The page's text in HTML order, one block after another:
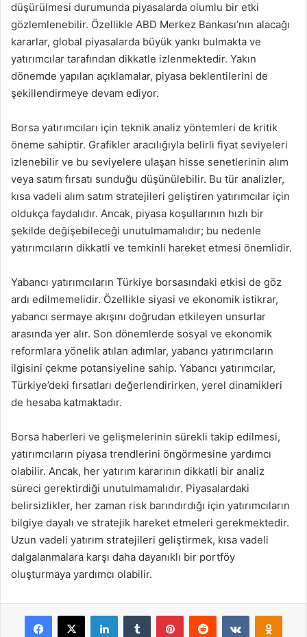
düşürülmesi durumunda piyasalarda olumlu bir etki
gözlemlenebilir. Özellikle ABD Merkez Bankası’nın alacağı
kararlar, global piyasalarda büyük yankı bulmakta ve
yatırımcılar tarafından dikkatle izlenmektedir. Yakın
dönemde yapılan açıklamalar, piyasa beklentilerini de
şekillendirmeye devam ediyor.
Borsa yatırımcıları için teknik analiz yöntemleri de kritik
öneme sahiptir. Grafikler aracılığıyla belirli fiyat seviyeleri
izlenebilir ve bu seviyelere ulaşan hisse senetlerinin alım
veya satım fırsatı sunduğu düşünülebilir. Bu tür analizler,
kısa vadeli alım satım stratejileri geliştiren yatırımcılar için
oldukça faydalıdır. Ancak, piyasa koşullarının hızlı bir
şekilde değişebileceği unutulmamalıdır; bu nedenle
yatırımcıların dikkatli ve temkinli hareket etmesi önemlidir.
Yabancı yatırımcıların Türkiye borsasındaki etkisi de göz
ardı edilmemelidir. Özellikle siyasi ve ekonomik istikrar,
yabancı sermaye akışını doğrudan etkileyen unsurlar
arasında yer alır. Son dönemlerde sosyal ve ekonomik
reformlara yönelik atılan adımlar, yabancı yatırımcıların
ilgisini çekme potansiyeline sahip. Yabancı yatırımcılar,
Türkiye’deki fırsatları değerlendirirken, yerel dinamikleri
de hesaba katmaktadır.
Borsa haberleri ve gelişmelerinin sürekli takip edilmesi,
yatırımcıların piyasa trendlerini öngörmesine yardımcı
olabilir. Ancak, her yatırım kararının dikkatli bir analiz
süreci gerektirdiği unutulmamalıdır. Piyasalardaki
belirsizlikler, her zaman risk barındırdığı için yatırımcıların
bilgiye dayalı ve stratejik hareket etmeleri gerekmektedir.
Uzun vadeli yatırım stratejileri geliştirmek, kısa vadeli
dalgalanmalara karşı daha dayanıklı bir portföy
oluşturmaya yardımcı olabilir.
Facebook
X LinkedInTumblr PinterestReddit VKontakte